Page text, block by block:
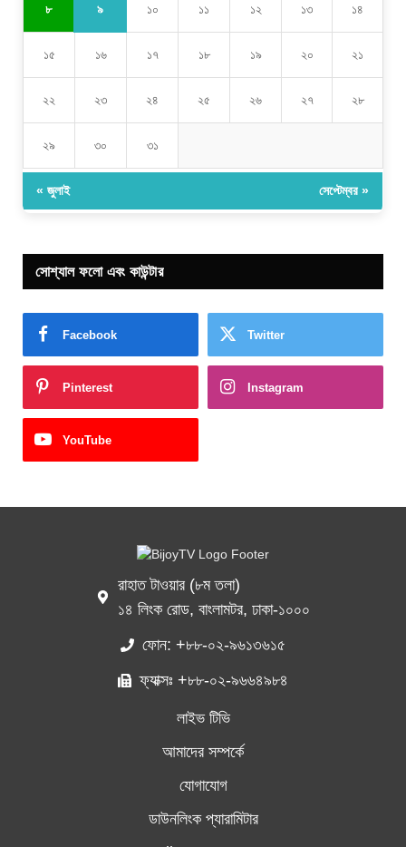
৮ ৯ ১০ ১১ ১২ ১৩ ১৪
১৫ ১৬ ১৭ ১৮ ১৯ ২০ ২১
২২ ২৩ ২৪ ২৫ ২৬ ২৭ ২৮
২৯ ৩০ ৩১
« জুলাই সেপ্টেম্বর »
সোশ্যাল ফলো এবং কাউন্টার
Facebook Twitter
Pinterest Instagram
YouTube
রাহাত টাওয়ার (৮ম তলা)
১৪ লিংক রোড, বাংলামটর, ঢাকা-১০০০
ফোন: +৮৮-০২-৯৬১৩৬১৫
ফ্যাক্সঃ +৮৮-০২-৯৬৬৪৯৮৪
লাইভ টিভি
আমাদের সম্পর্কে
যোগাযোগ
ডাউনলিংক প্যারামিটার